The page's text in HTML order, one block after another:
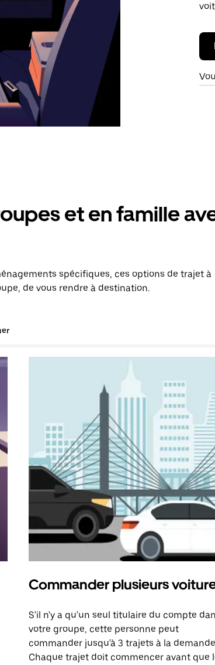
et en famille
spécifiques, ces options de trajet à
de vous rendre à destination.
Commander plusieurs
S'il n'y a qu'un seul titulaire du compte
votre groupe, cette personne peut
commander jusqu'à 3 trajets à la
Chaque trajet doit commencer avant que